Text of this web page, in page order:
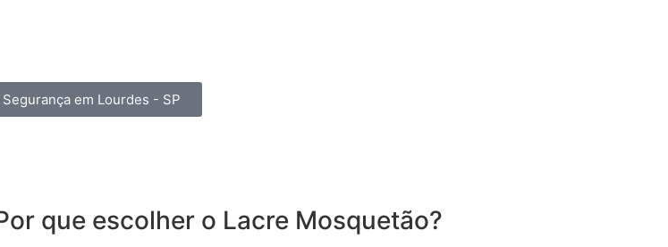
em Lourdes - SP
que escolher o Lacre Mosquetão?